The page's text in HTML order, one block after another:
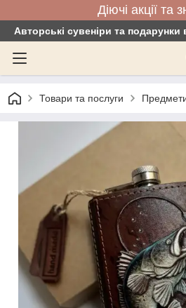
Діючі акції та
Авторські сувеніри та
Товари та послуги